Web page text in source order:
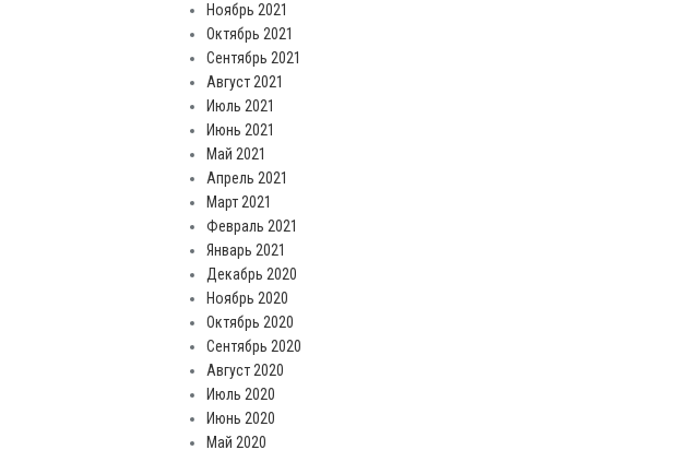
Ноябрь 2021
Октябрь 2021
Сентябрь 2021
Август 2021
Июль 2021
Июнь 2021
Май 2021
Апрель 2021
Март 2021
Февраль 2021
Январь 2021
Декабрь 2020
Ноябрь 2020
Октябрь 2020
Сентябрь 2020
Август 2020
Июль 2020
Июнь 2020
Май 2020